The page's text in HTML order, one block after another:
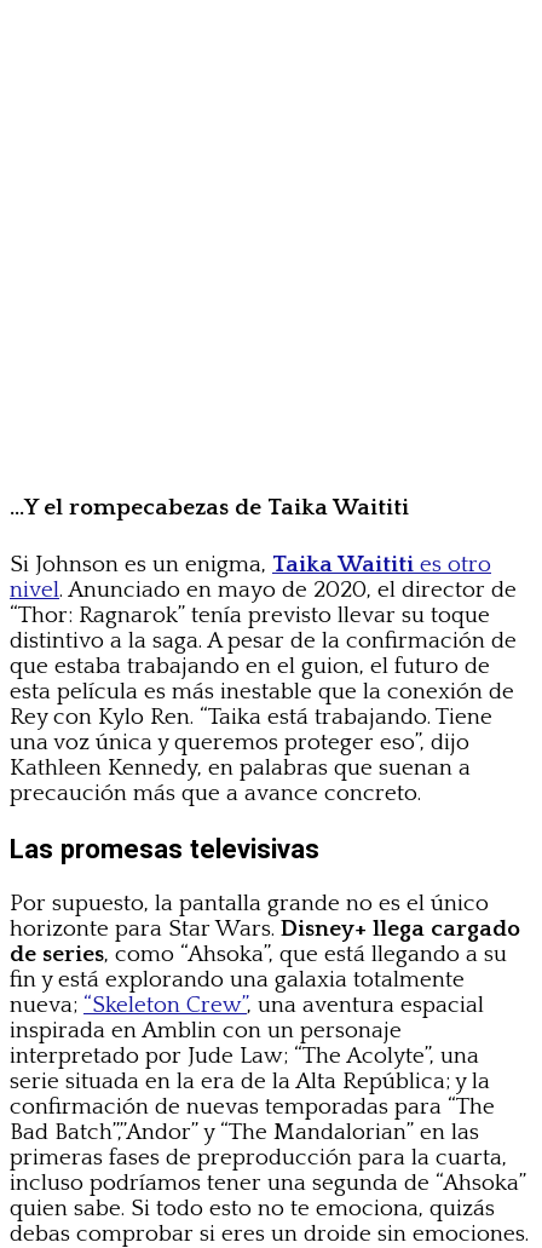
…Y el rompecabezas de Taika Waititi
Si Johnson es un enigma, Taika Waititi es otro
nivel. Anunciado en mayo de 2020, el director de
“Thor: Ragnarok” tenía previsto llevar su toque
distintivo a la saga. A pesar de la confirmación de
que estaba trabajando en el guion, el futuro de
esta película es más inestable que la conexión de
Rey con Kylo Ren. “Taika está trabajando. Tiene
una voz única y queremos proteger eso”, dijo
Kathleen Kennedy, en palabras que suenan a
precaución más que a avance concreto.
Las promesas televisivas
Por supuesto, la pantalla grande no es el único
horizonte para Star Wars. Disney+ llega cargado
de series, como “Ahsoka”, que está llegando a su
fin y está explorando una galaxia totalmente
nueva; “Skeleton Crew”, una aventura espacial
inspirada en Amblin con un personaje
interpretado por Jude Law; “The Acolyte”, una
serie situada en la era de la Alta República; y la
confirmación de nuevas temporadas para “The
Bad Batch”,”Andor” y “The Mandalorian” en las
primeras fases de preproducción para la cuarta,
incluso podríamos tener una segunda de “Ahsoka”
quien sabe. Si todo esto no te emociona, quizás
debas comprobar si eres un droide sin emociones.